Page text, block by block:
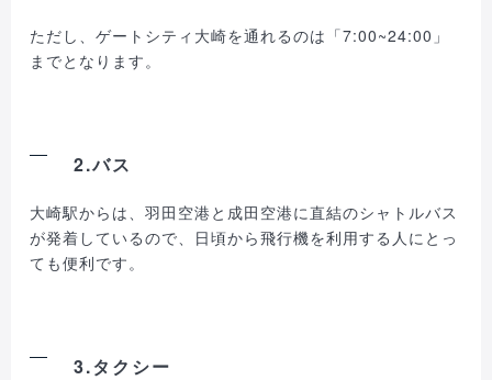
ただし、ゲートシティ大崎を通れるのは「7:00~24:00」
までとなります。
2.バス
大崎駅からは、羽田空港と成田空港に直結のシャトルバス
が発着しているので、日頃から飛行機を利用する人にとっ
ても便利です。
3.タクシー